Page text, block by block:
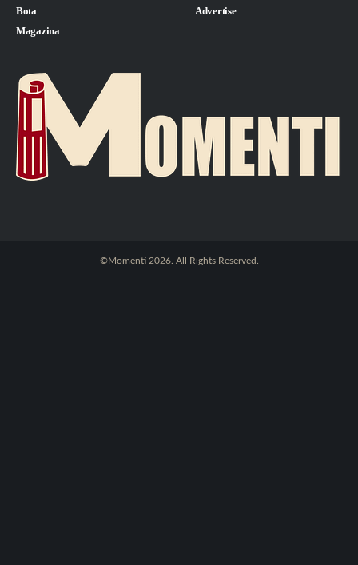
Bota
Magazina
Advertise
©Momenti 2026. All Rights Reserved.